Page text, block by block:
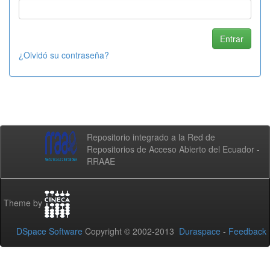
¿Olvidó su contraseña?
Repositorio integrado a la Red de
Repositorios de Acceso Abierto del Ecuador -
RRAAE
Theme by
DSpace Software Copyright © 2002-2013 Duraspace - Feedback